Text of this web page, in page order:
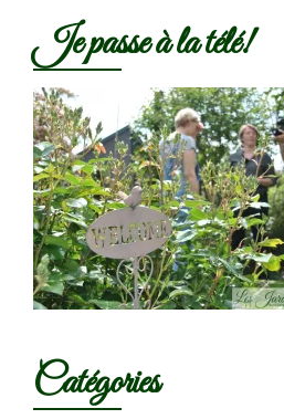
Je passe à la télé!
Catégories